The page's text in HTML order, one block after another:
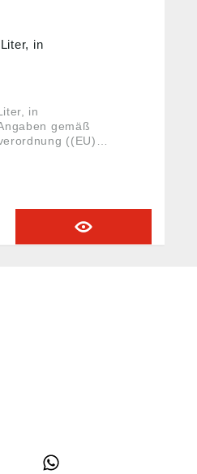
in
in
((EU)
Co. KG, Schützenstr.
Deutschland, E-Mail: